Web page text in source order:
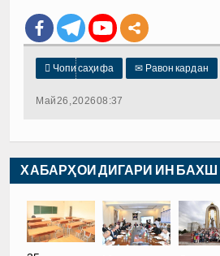
 Чопи саҳифа ✉ Равон кардан
Май 26, 2026 08:37
ХАБАРҲОИ ДИГАРИ ИН БАХШ